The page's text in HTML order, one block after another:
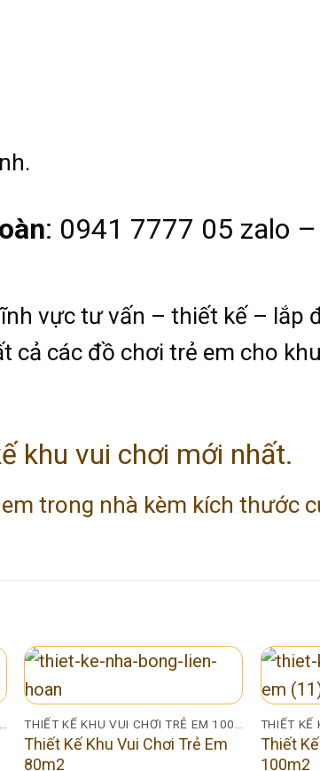
: 0941 7777 05 zalo
vực tư vấn – thiết kế – lắp
cả các đồ chơi trẻ em cho
khu vui chơi mới nhất.
trong nhà kèm kích thước
Thiết Kế Khu Vui Chơi Trẻ Em
80m2
Thiết
100m2